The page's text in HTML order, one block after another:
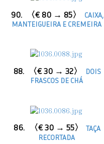
90. 〈€ 80 → 85〉
CAIXA,
MANTEIGUEIRA E CREMEIRA
88. 〈€ 30 → 32〉
DOIS
FRASCOS DE CHÁ
86. 〈€ 30 → 55〉
TAÇA
RECORTADA